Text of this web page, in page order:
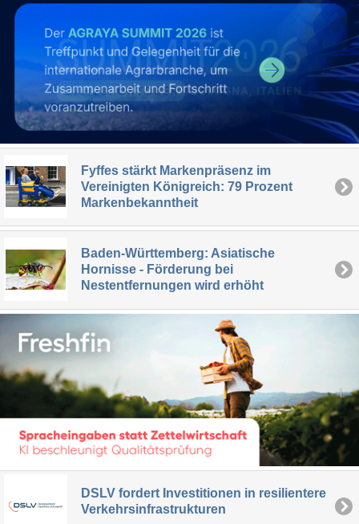
Fyffes stärkt Markenpräsenz im
Vereinigten Königreich: 79 Prozent
Markenbekanntheit
Baden-Württemberg: Asiatische
Hornisse - Förderung bei
Nestentfernungen wird erhöht
DSLV fordert Investitionen in resilientere
Verkehrsinfrastrukturen